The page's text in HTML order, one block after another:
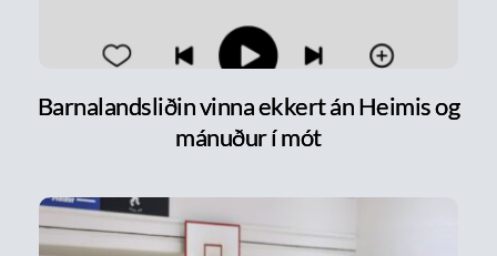
Barnalandsliðin vinna ekkert án Heimis og
mánuður í mót